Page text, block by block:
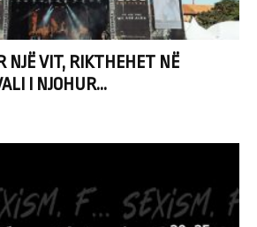
NJË VIT, RIKTHEHET NË
I NJOHUR...